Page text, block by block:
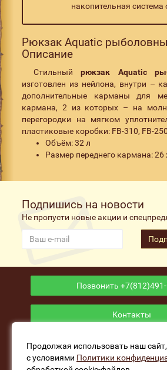
накопительная система
Рюкзак Aquatic
Описание
Стильныйрюкзак Aquatic
изготовлен из нейлона, внутри –
дополнительные карманы для
кармана, 2 из которых – на
перегородки на мягком
пластиковые коробки: FB-310, FB-
Объём: 32 л
Размер переднего кармана: 26
Подпишись на новости
Не пропусти новые акции и
Позвонить +7(812)491-
Контакты
Приложение
Продолжая использовать наш
с условиями Политики